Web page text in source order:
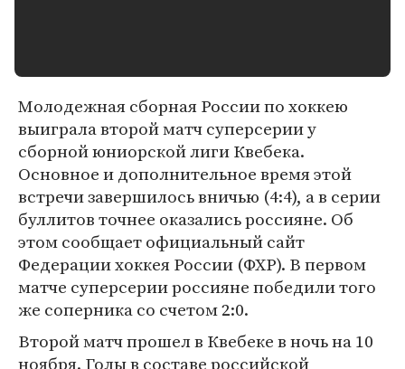
Молодежная сборная России по хоккею
выиграла второй матч суперсерии у
сборной юниорской лиги Квебека.
Основное и дополнительное время этой
встречи завершилось вничью (4:4), а в серии
буллитов точнее оказались россияне. Об
этом сообщает официальный сайт
Федерации хоккея России (ФХР). В первом
матче суперсерии россияне победили того
же соперника со счетом 2:0.
Второй матч прошел в Квебеке в ночь на 10
ноября. Голы в составе российской